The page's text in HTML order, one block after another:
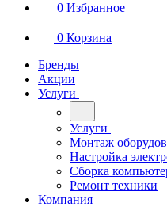
0 Избранное
0 Корзина
Бренды
Акции
Услуги
Услуги
Монтаж
Настройка
Сборка
Ремонт техники
Компания